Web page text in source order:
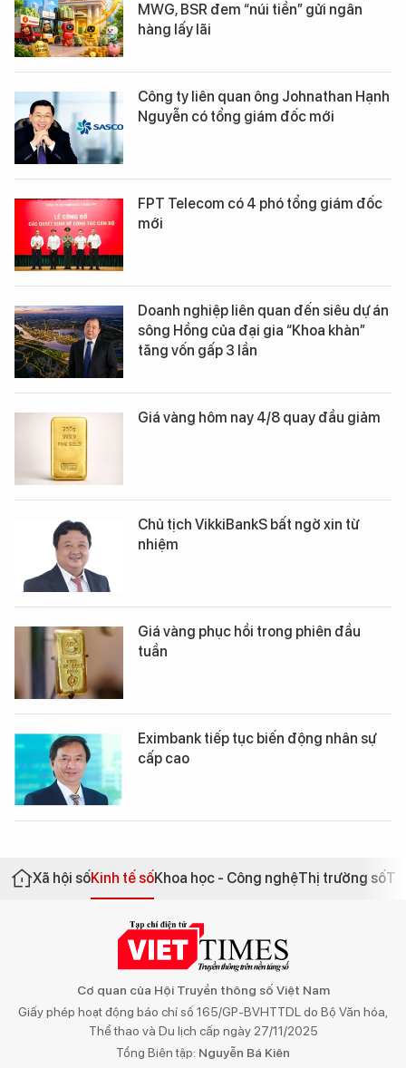
MWG, BSR đem “núi tiền” gửi ngân
hàng lấy lãi
Công ty liên quan ông Johnathan Hạnh
Nguyễn có tổng giám đốc mới
FPT Telecom có 4 phó tổng giám đốc
mới
Doanh nghiệp liên quan đến siêu dự án
sông Hồng của đại gia “Khoa khàn”
tăng vốn gấp 3 lần
Giá vàng hôm nay 4/8 quay đầu giảm
Chủ tịch VikkiBankS bất ngờ xin từ
nhiệm
Giá vàng phục hồi trong phiên đầu
tuần
Eximbank tiếp tục biến động nhân sự
cấp cao
Xã hội sốKinh tế sốKhoa học - Công nghệThị trường số
Cơ quan của Hội Truyền thông số Việt Nam
Giấy phép hoạt động báo chí số 165/GP-BVHTTDL do Bộ Văn hóa,
Thể thao và Du lịch cấp ngày 27/11/2025
Tổng Biên tập: Nguyễn Bá Kiên